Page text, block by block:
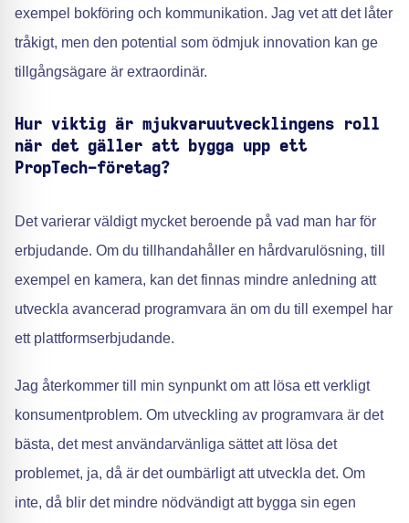
exempel bokföring och kommunikation. Jag vet att det låter
tråkigt, men den potential som ödmjuk innovation kan ge
tillgångsägare är extraordinär.
Hur viktig är mjukvaruutvecklingens roll
när det gäller att bygga upp ett
PropTech-företag?
Det varierar väldigt mycket beroende på vad man har för
erbjudande. Om du tillhandahåller en hårdvarulösning, till
exempel en kamera, kan det finnas mindre anledning att
utveckla avancerad programvara än om du till exempel har
ett plattformserbjudande.
Jag återkommer till min synpunkt om att lösa ett verkligt
konsumentproblem. Om utveckling av programvara är det
bästa, det mest användarvänliga sättet att lösa det
problemet, ja, då är det oumbärligt att utveckla det. Om
inte, då blir det mindre nödvändigt att bygga sin egen